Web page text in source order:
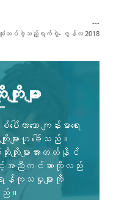
ထားပြီး
းဖြစ်ပါ
ဟာ ဝမ်းတွင်းမြှေးဆီ
င်း ၂ စင်တီမီတာ
ာက်သေးငယ်ပါတယ်။
ဟာ ဝမ်းတွင်းမြှေးဆီ
ျင်း ၂ စင်တီမီတာထက်ကြီး
တ်ဝမ်းတွင်းက ပြန်ရည်
ဖြစ်ပါတယ်။
ကင်ဆာကို ဥအိမ်တစ်
မြင့်မားပါတယ်။ ဒီ
ရှိဆိုတာကို မသိသေးပါ
ရှင်သန်မှုပြဿနာတို့နဲ့
ထောက်ပံ့သူရဲ့ နောက်ဆက်တွဲ
ကလေးကင်ဆာရှင်သန်
ါတယ်။
---
းသပ်ခဲ့သည့်ရက်စွဲ- ဇွန်လ 2018
းများ
ါ်လာသော ကျန်းမာရေး
းများဟု ခေါ်သည်။
ျိုးများအားတတ်နိုင်
င့်အညီကင်ဆာကိုလည်း
ကုသမှုများကို
။